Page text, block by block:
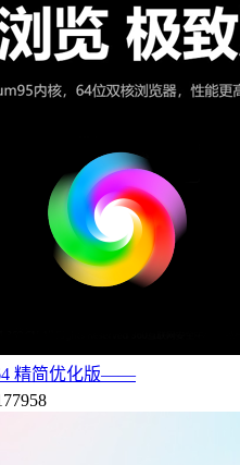
精简优化版——